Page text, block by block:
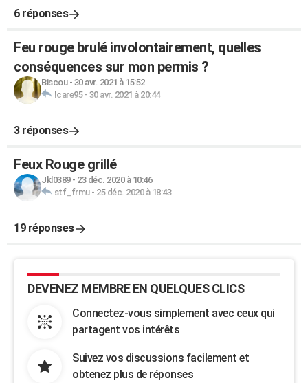
6 réponses
Feu rouge brulé involontairement, quelles
conséquences sur mon permis ?
Biscou- 30 avr. 2021 à 15:52
Icare95- 30 avr. 2021 à 20:44
3 réponses
Feux Rouge grillé
Jkl0389- 23 déc. 2020 à 10:46
stf_frmu- 25 déc. 2020 à 18:43
19 réponses
DEVENEZ MEMBRE EN QUELQUES CLICS
Connectez-vous simplement avec ceux qui
partagent vos intérêts
Suivez vos discussions facilement et
obtenez plus de réponses